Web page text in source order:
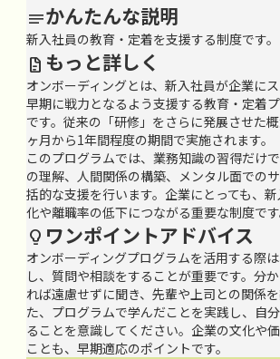
かんたんな説明
新入社員の教育・定着を支援する制度です。
 もっと詳しく
オンボーディングとは、新入社員が企業にス
早期に戦力となるよう支援する教育・定着
です。従来の「研修」をさらに発展させた
ヶ月から1年間程度の期間で実施されます。
このプログラムでは、業務知識の習得だけ
の理解、人間関係の構築、メンタル面での
括的な支援を行います。企業にとっても、
化や離職率の低下につながる重要な制度です
 ワンポイントアドバイス
オンボーディングプログラムを活用する際
し、質問や相談をすることが重要です。分
れば遠慮せずに聞き、先輩や上司との関係
た、プログラムで学んだことを実践し、自
ることを意識してください。企業の文化や
ことも、早期適応のポイントです。